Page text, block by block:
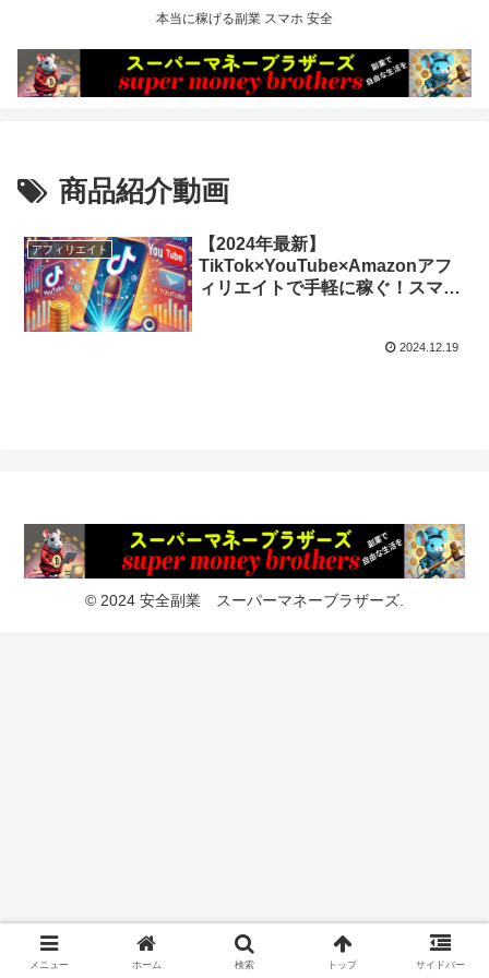
本当に稼げる副業 スマホ 安全
商品紹介動画
アフィリエイト
【2024年最新】
TikTok×YouTube×Amazonアフ
ィリエイトで手軽に稼ぐ！スマホ
2024.12.19
© 2024 安全副業 スーパーマネーブラザーズ.
メニュー ホーム 検索 トップ サイドバー